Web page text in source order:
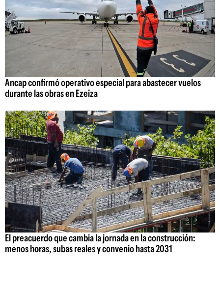
Ancap confirmó operativo especial para abastecer vuelos
durante las obras en Ezeiza
El preacuerdo que cambia la jornada en la construcción:
menos horas, subas reales y convenio hasta 2031